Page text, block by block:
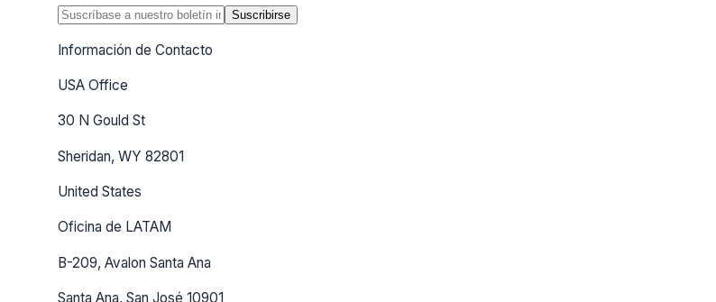
Suscribirse
Información de Contacto
USA Office
30 N Gould St
Sheridan, WY 82801
United States
Oficina de LATAM
B-209, Avalon Santa Ana
Santa Ana, San José 10901